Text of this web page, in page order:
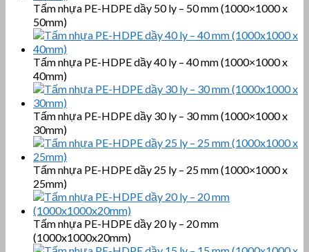
Tấm nhựa PE-HDPE dầy 50 ly – 50 mm (1000×1000 x
50mm)
Tấm nhựa PE-HDPE dầy 40 ly – 40 mm (1000×1000 x
40mm)
Tấm nhựa PE-HDPE dầy 30 ly – 30 mm (1000×1000 x
30mm)
Tấm nhựa PE-HDPE dầy 25 ly – 25 mm (1000×1000 x
25mm)
Tấm nhựa PE-HDPE dầy 20 ly – 20 mm
(1000x1000x20mm)